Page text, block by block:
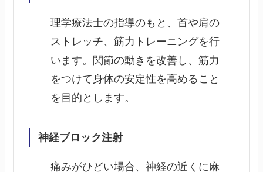
理学療法士の指導のもと、首や肩の
ストレッチ、筋力トレーニングを行
います。関節の動きを改善し、筋力
をつけて身体の安定性を高めること
を目的とします。
神経ブロック注射
痛みがひどい場合、神経の近くに麻